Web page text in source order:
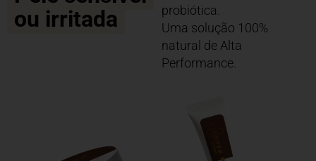
ou irritada
probiótica.
Uma solução 100%
natural de Alta
Performance.